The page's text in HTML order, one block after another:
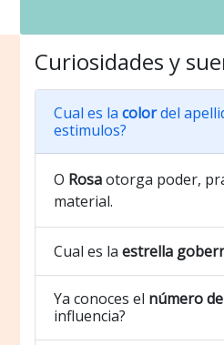
Curiosidades y
Cual es la colordel
estimulos?
O Rosaotorga poder,
material.
Cual es la estrella
Ya conoces el número
influencia?